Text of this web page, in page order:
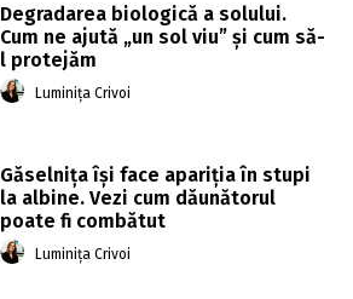
Degradarea biologică a solului.
Cum ne ajută „un sol viu” și cum să-
l protejăm
Luminița Crivoi
Găselnița își face apariția în stupi
la albine. Vezi cum dăunătorul
poate fi combătut
Luminița Crivoi